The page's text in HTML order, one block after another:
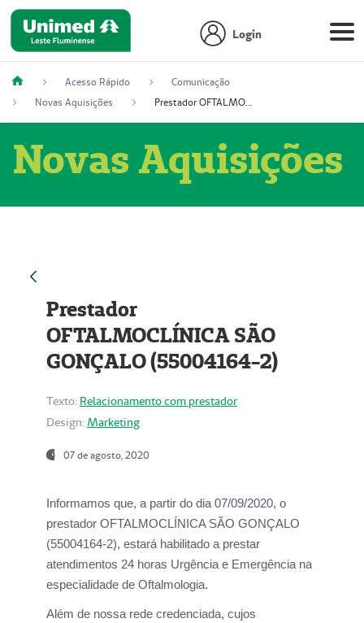
Login
Acesso Rápido
Comunicação
Novas Aquisições
Prestador OFTALMOCLÍNICA SÃO GONÇALO (55004164-2)
Novas Aquisições
Prestador
OFTALMOCLÍNICA SÃO
GONÇALO (55004164-2)
Texto: Relacionamento com prestador
Design: Marketing
07 de agosto, 2020
Informamos que, a partir do dia07/09/2020, o
prestador OFTALMOCLÍNICA SÃO GONÇALO
(55004164-2), estará habilitado a prestar
atendimentos 24 horas Urgência e Emergência na
especialidade de Oftalmologia.
Além de nossa rede credenciada, cujos